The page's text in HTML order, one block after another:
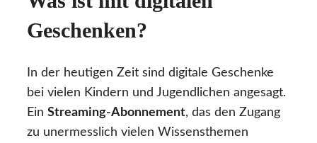
Geschenken?
In der heutigen Zeit sind digitale Geschenke
bei vielen Kindern und Jugendlichen angesagt.
Ein Streaming-Abonnement, das den Zugang
zu unermesslich vielen Wissensthemen